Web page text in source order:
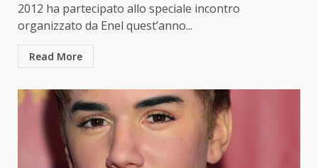
2012 ha partecipato allo speciale incontro
organizzato da Enel quest’anno...
Read More